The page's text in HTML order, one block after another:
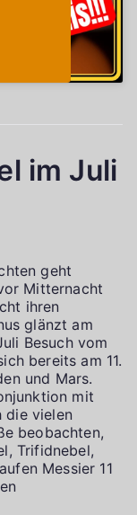
im Juli
geht
Mitternacht
ihren
glänzt am
Besuch vom
bereits am 11.
und Mars.
mit
die vielen
beobachten,
Trifidnebel,
Messier 11